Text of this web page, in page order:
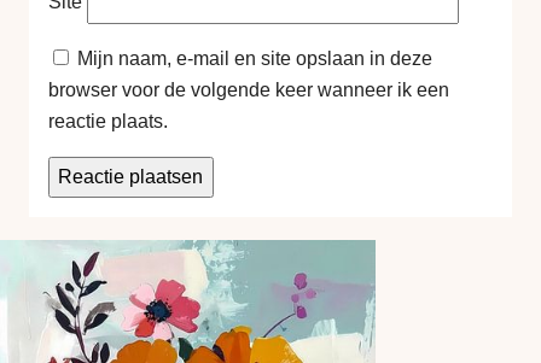
Mijn naam, e-mail en site opslaan in deze
browser voor de volgende keer wanneer ik een
reactie plaats.